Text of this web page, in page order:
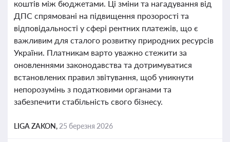
коштів між бюджетами. Ці зміни та нагадування від
ДПС спрямовані на підвищення прозорості та
відповідальності у сфері рентних платежів, що є
важливим для сталого розвитку природних ресурсів
України. Платникам варто уважно стежити за
оновленнями законодавства та дотримуватися
встановлених правил звітування, щоб уникнути
непорозумінь з податковими органами та
забезпечити стабільність свого бізнесу.
LIGA ZAKON, 25 березня 2026